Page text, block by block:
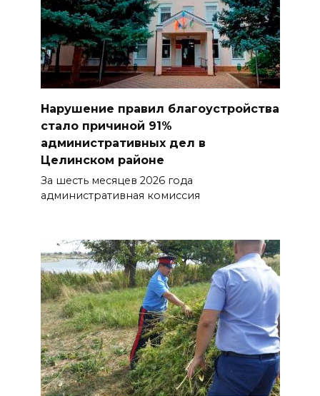
Нарушение правил благоустройства
стало причиной 91%
административных дел в
Целинском районе
За шесть месяцев 2026 года
административная комиссия